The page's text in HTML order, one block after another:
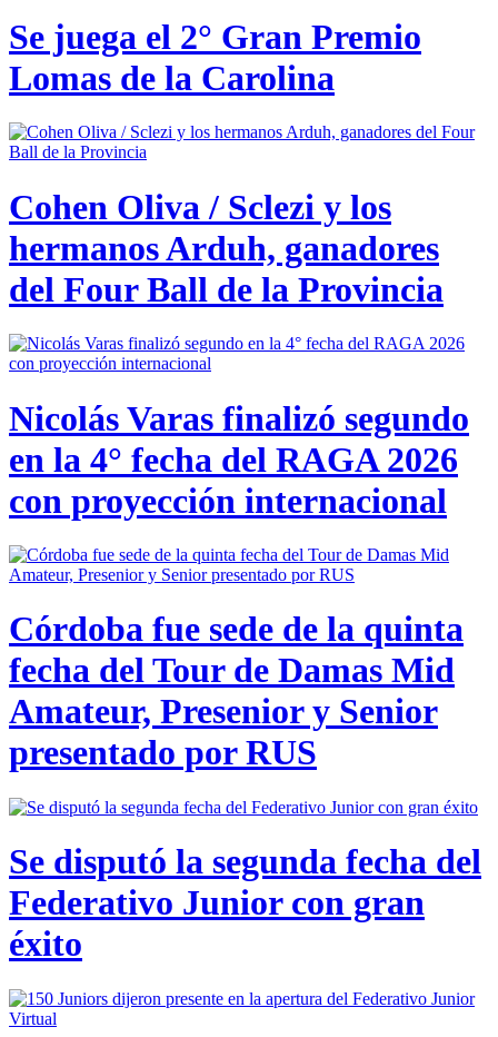
Se juega el 2° Gran Premio
Lomas de la Carolina
Cohen Oliva / Sclezi y los
hermanos Arduh, ganadores
del Four Ball de la Provincia
Nicolás Varas finalizó segundo
en la 4° fecha del RAGA 2026
con proyección internacional
Córdoba fue sede de la quinta
fecha del Tour de Damas Mid
Amateur, Presenior y Senior
presentado por RUS
Se disputó la segunda fecha del
Federativo Junior con gran
éxito